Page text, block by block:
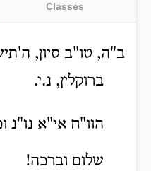
Classes
ב"ה, טו"ב סיון,
ברוקלין, נ.י.
הוו"ח אי"א נו"נ
שלום וברכה!